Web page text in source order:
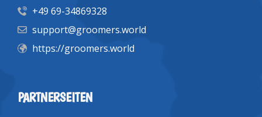
+49 69-34869328
support@groomers.world
https://groomers.world
PARTNERSEITEN